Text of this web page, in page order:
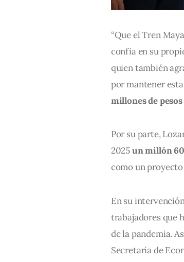
“Que el Tren
confía en su
quien también
por mantener
millones de
Por su parte,
2025 un millón
como un
En su
trabajadores que
de la pandemia.
Secretaría de